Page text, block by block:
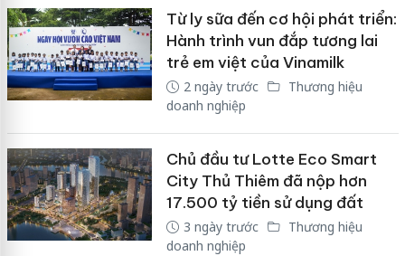
Từ ly sữa đến cơ hội phát triển:
Hành trình vun đắp tương lai
trẻ em việt của Vinamilk
2 ngày trước
Thương hiệu
doanh nghiệp
Chủ đầu tư Lotte Eco Smart
City Thủ Thiêm đã nộp hơn
17.500 tỷ tiền sử dụng đất
3 ngày trước
Thương hiệu
doanh nghiệp